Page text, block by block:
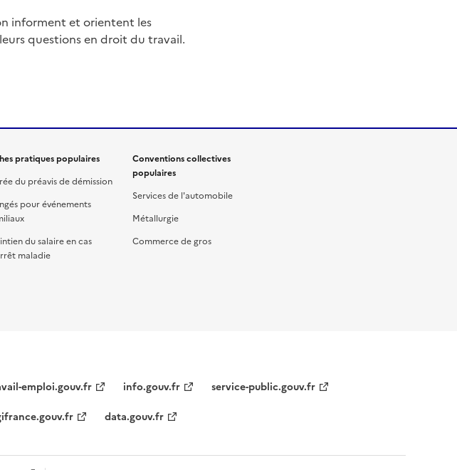
informent et orientent les
questions en droit du travail.
pratiques populaires
du préavis de démission
pour événements
du salaire en cas
maladie
Conventions collectives
populaires
Services de l'automobile
Métallurgie
Commerce de gros
emploi.gouv.fr info.gouv.fr
service-public.gouv.fr
data.gouv.fr